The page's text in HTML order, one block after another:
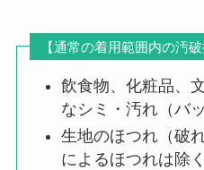
【通常の着用範囲内の汚破
飲食物、化粧品、
なシミ・汚れ（バ
生地のほつれ（破
によるほつれは除く